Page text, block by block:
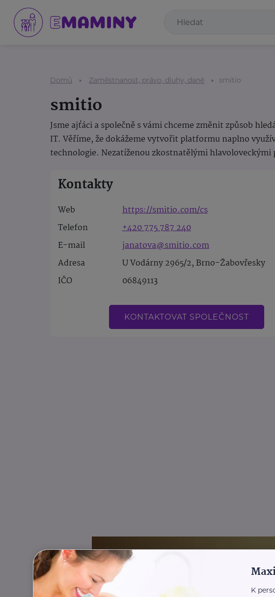
Domů Zaměstnanost, právo, dluhy, daně smitio
smitio
Jsme ajťáci a společně s vámi chceme změnit způsob
IT. Věříme, že dokážeme vytvořit platformu naplno
technologie. Nezatíženou zkostnatělými hlavoloveckými
Kontakty
Web
https://smitio.com/cs
Telefon
+420 775 787 240
E-mail
janatova@smitio.com
Adresa
U Vodárny 2965/2, Brno-Žabovřesky
IČO
06849113
KONTAKTOVAT SPOLEČNOST
K